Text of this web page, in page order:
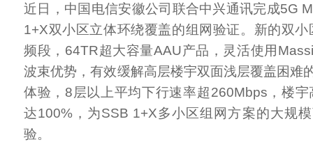
近日，中国电信安徽公司联合中兴通讯完成5G
1+X双小区立体环绕覆盖的组网验证。新的双
频段，64TR超大容量AAU产品，灵活使用
波束优势，有效缓解高层楼宇双面浅层覆盖困难
体验，8层以上平均下行速率超260Mbps，楼
达100%，为SSB 1+X多小区组网方案的大规
验。